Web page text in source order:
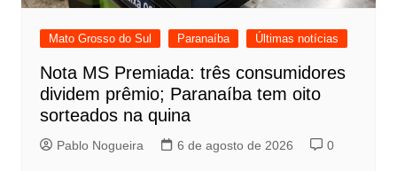
Mato Grosso do Sul Paranaíba Últimas notícias
Nota MS Premiada: três consumidores
dividem prêmio; Paranaíba tem oito
sorteados na quina
Pablo Nogueira 6 de agosto de 2026 0